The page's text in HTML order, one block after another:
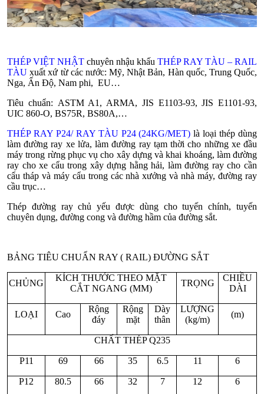
THÉP VIỆT NHẬT chuyên nhậu khấu THÉP RAY TÀU – RAIL
TÀU xuất xứ từ các nước: Mỹ, Nhật Bản, Hàn quốc, Trung Quốc,
Nga, Ấn Độ, Nam phi, EU…
Tiêu chuẩn: ASTM A1, ARMA, JIS E1103-93, JIS E1101-93,
UIC 860-O, BS75R, BS80A,…
THÉP RAY P24/ RAY TÀU P24 (24KG/MET) là loại thép dùng
làm đường ray xe lửa, làm đường ray tạm thời cho những xe đầu
máy trong rừng phục vụ cho xây dựng và khai khoáng, làm đường
ray cho xe cẩu trong xây dựng hằng hải, làm đường ray cho cần
cẩu tháp và máy cẩu trong các nhà xưởng và nhà máy, đường ray
cầu trục…
Thép đường ray chủ yếu được dùng cho tuyến chính, tuyến
chuyên dụng, đường cong và đường hầm của đường sắt.
BẢNG TIÊU CHUẨN RAY ( RAIL) ĐƯỜNG SẮT
CHỦNG
KÍCH THƯỚC THEO MẶT
CẮT NGANG (MM)
TRỌNG
CHIỀU
DÀI
LOẠI Cao
Rộng
đáy
Rộng
mặt
Dày
thân
LƯỢNG
(kg/m)
(m)
CHẤT THÉP Q235
P11 69 66 35 6.5 11 6
P12 80.5 66 32 7 12 6